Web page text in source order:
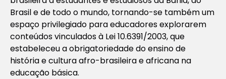
Brasil e de todo o mundo, tornando-se também um
espaço privilegiado para educadores explorarem
conteúdos vinculados à Lei 10.6391/2003, que
estabeleceu a obrigatoriedade do ensino de
história e cultura afro-brasileira e africana na
educação básica.